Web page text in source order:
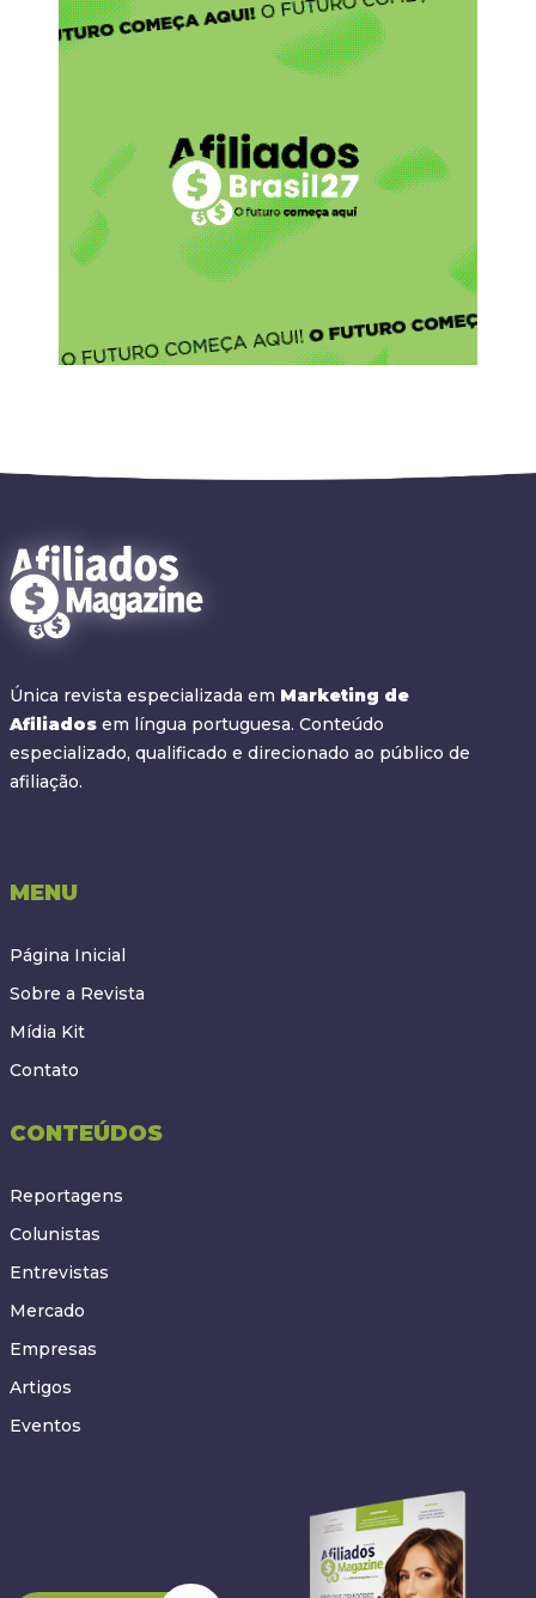
Única revista especializada em Marketing de
Afiliados em língua portuguesa. Conteúdo
especializado, qualificado e direcionado ao público de
afiliação.
MENU
Página Inicial
Sobre a Revista
Mídia Kit
Contato
CONTEÚDOS
Reportagens
Colunistas
Entrevistas
Mercado
Empresas
Artigos
Eventos